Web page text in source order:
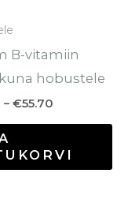
B-vitamiin
hobustele
– €55.70